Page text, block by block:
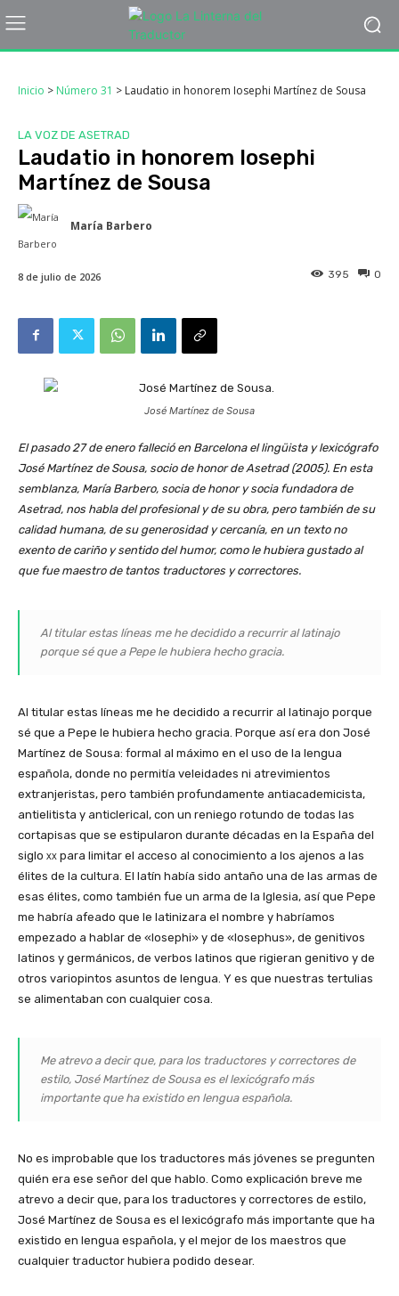
Inicio > Número 31 > Laudatio in honorem Iosephi Martínez de Sousa
LA VOZ DE ASETRAD
Laudatio in honorem Iosephi
Martínez de Sousa
María Barbero
8 de julio de 2026 0
395
José Martínez de Sousa
El pasado 27 de enero falleció en Barcelona el lingüista y lexicógrafo
José Martínez de Sousa, socio de honor de Asetrad (2005). En esta
semblanza, María Barbero, socia de honor y socia fundadora de
Asetrad, nos habla del profesional y de su obra, pero también de su
calidad humana, de su generosidad y cercanía, en un texto no
exento de cariño y sentido del humor, como le hubiera gustado al
que fue maestro de tantos traductores y correctores.
Al titular estas líneas me he decidido a recurrir al latinajo
porque sé que a Pepe le hubiera hecho gracia.
Al titular estas líneas me he decidido a recurrir al latinajo porque
sé que a Pepe le hubiera hecho gracia. Porque así era don José
Martínez de Sousa: formal al máximo en el uso de la lengua
española, donde no permitía veleidades ni atrevimientos
extranjeristas, pero también profundamente antiacademicista,
antielitista y anticlerical, con un reniego rotundo de todas las
cortapisas que se estipularon durante décadas en la España del
siglo xx para limitar el acceso al conocimiento a los ajenos a las
élites de la cultura. El latín había sido antaño una de las armas de
esas élites, como también fue un arma de la Iglesia, así que Pepe
me habría afeado que le latinizara el nombre y habríamos
empezado a hablar de «Iosephi» y de «Iosephus», de genitivos
latinos y germánicos, de verbos latinos que rigieran genitivo y de
otros variopintos asuntos de lengua. Y es que nuestras tertulias
se alimentaban con cualquier cosa.
Me atrevo a decir que, para los traductores y correctores de
estilo, José Martínez de Sousa es el lexicógrafo más
importante que ha existido en lengua española.
No es improbable que los traductores más jóvenes se pregunten
quién era ese señor del que hablo. Como explicación breve me
atrevo a decir que, para los traductores y correctores de estilo,
José Martínez de Sousa es el lexicógrafo más importante que ha
existido en lengua española, y el mejor de los maestros que
cualquier traductor hubiera podido desear.